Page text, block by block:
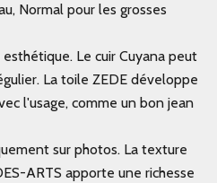
Normal pour les grosses
Le cuir Cuyana peut
La toile ZEDE développe
l'usage, comme un bon jean
sur photos. La texture
ARTS apporte une richesse